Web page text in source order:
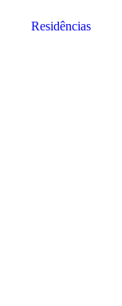
Residências